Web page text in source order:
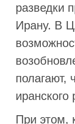
разведки
Ирану. В
полагают,
При этом,